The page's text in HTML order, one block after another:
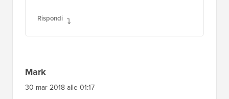
Rispondi
Aaliyan Mehmood
10 giu 2018 alle 14:47